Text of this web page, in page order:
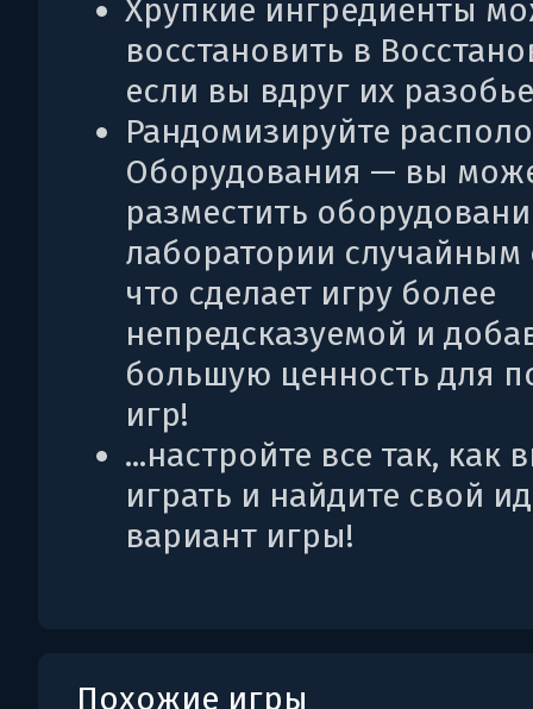
Хрупкие ингредиенты
восстановить в
если вы вдруг их
Рандомизируйте
Оборудования — вы
разместить
лаборатории случайным
что сделает игру более
непредсказуемой и
большую ценность для
игр!
...настройте все так, как
играть и найдите свой
вариант игры!
Похожие игры